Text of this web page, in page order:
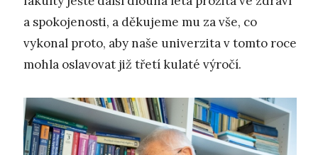
a spokojenosti, a děkujeme mu za vše, co
vykonal proto, aby naše univerzita v tomto roce
mohla oslavovat již třetí kulaté výročí.